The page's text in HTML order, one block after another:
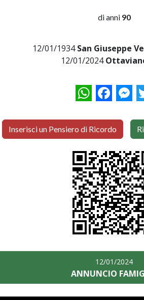
di anni 90
12/01/1934San Giuseppe
12/01/2024
WhatsAppFacebook
Inserisci un Pensiero di Ricordo
12/01/2024
ANNUNCIO